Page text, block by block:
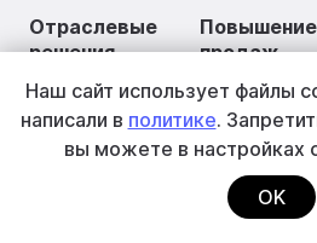
Отраслевые
решения
Продажи
маркированных
товаров
Повышение
продаж
Прием
иностранных
карт
оплата
Рассрочка и
Наш сайт использует файлы
написали в политике.
вы можете в настройках
OK